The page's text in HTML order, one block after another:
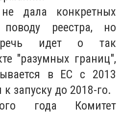
дала конкретных
реестра, но
речь идет о так
"разумных границ",
в ЕС с 2013
запуску до 2018-го.
года Комитет